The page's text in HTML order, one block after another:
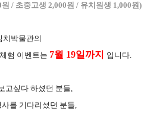
원 / 초중고생 2,000원 / 유치원생 1,000원)
치박물관의
체험 이벤트는 7월 19일까지 입니다.
고싶다 하셨던 분들,
를 기다리셨던 분들,